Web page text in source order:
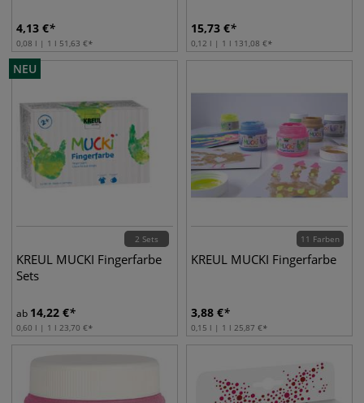
4,13 €
0,08 l | 1 l 51,63 €
15,73 €
0,12 l | 1 l 131,08 €
NEU
2 Sets
KREUL MUCKI Fingerfarbe
Sets
ab 14,22 €
0,60 l | 1 l 23,70 €
11 Farben
KREUL MUCKI Fingerfarbe
3,88 €
0,15 l | 1 l 25,87 €